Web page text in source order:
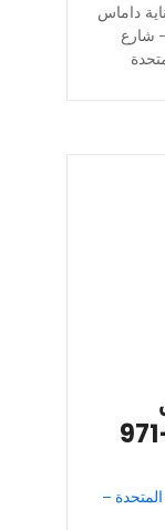
بناية داماس
– شارع
الموضة – أم القيوين – +971
–